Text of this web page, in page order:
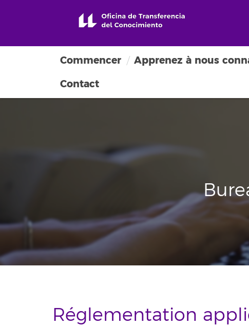
Commencer Apprenez à nous
Contact
Réglementation